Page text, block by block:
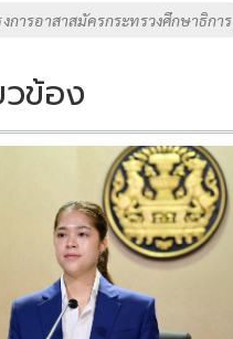
งการอาสาสมัครกระทรวงศึกษาธิการ
ข้อง